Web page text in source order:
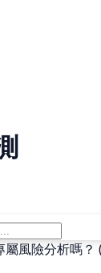
風險分析嗎？